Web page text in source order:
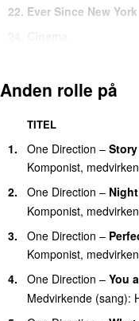
22. Ever Since New York
26. Keep Driving
Carla’s Song
Cherry
Fine Line
28.
From the Dining
Late Night Talking
28.
Little Freak
Matilda
Anden rolle på
TITEL
1. One Direction –
Komponist,
2.
One Direction –
Komponist,
3.
One Direction –
Komponist,
4.
One Direction – You
Medvirkende (sang):